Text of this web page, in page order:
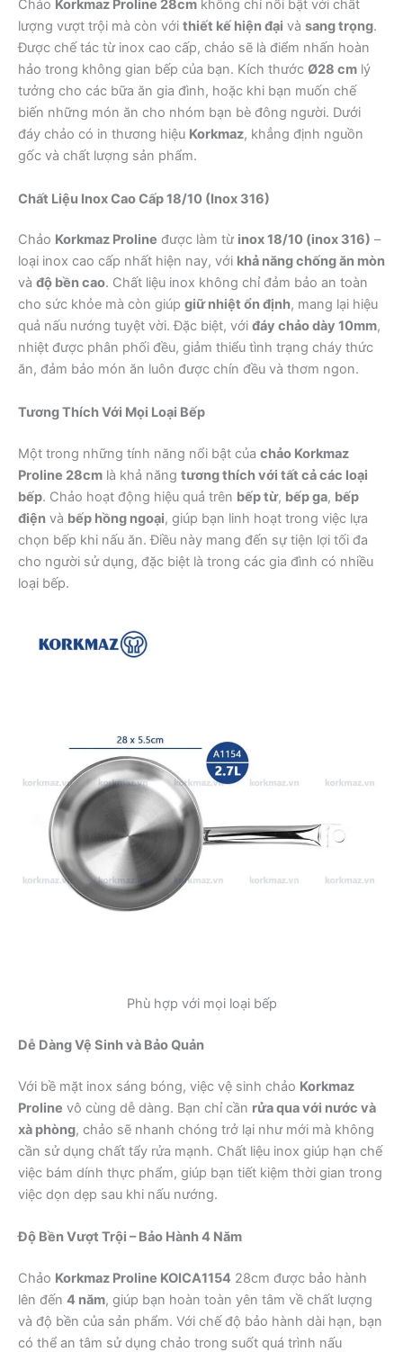
Chảo Korkmaz Proline 28cm không chỉ nổi bật với chất
lượng vượt trội mà còn với thiết kế hiện đại và sang trọng.
Được chế tác từ inox cao cấp, chảo sẽ là điểm nhấn hoàn
hảo trong không gian bếp của bạn. Kích thước Ø28 cm lý
tưởng cho các bữa ăn gia đình, hoặc khi bạn muốn chế
biến những món ăn cho nhóm bạn bè đông người. Dưới
đáy chảo có in thương hiệu Korkmaz, khẳng định nguồn
gốc và chất lượng sản phẩm.
Chất Liệu Inox Cao Cấp 18/10 (Inox 316)
Chảo Korkmaz Proline được làm từ inox 18/10 (inox 316) –
loại inox cao cấp nhất hiện nay, với khả năng chống ăn mòn
và độ bền cao. Chất liệu inox không chỉ đảm bảo an toàn
cho sức khỏe mà còn giúp giữ nhiệt ổn định, mang lại hiệu
quả nấu nướng tuyệt vời. Đặc biệt, với đáy chảo dày 10mm,
nhiệt được phân phối đều, giảm thiểu tình trạng cháy thức
ăn, đảm bảo món ăn luôn được chín đều và thơm ngon.
Tương Thích Với Mọi Loại Bếp
Một trong những tính năng nổi bật của chảo Korkmaz
Proline 28cm là khả năng tương thích với tất cả các loại
bếp. Chảo hoạt động hiệu quả trên bếp từ, bếp ga, bếp
điện và bếp hồng ngoại, giúp bạn linh hoạt trong việc lựa
chọn bếp khi nấu ăn. Điều này mang đến sự tiện lợi tối đa
cho người sử dụng, đặc biệt là trong các gia đình có nhiều
loại bếp.
Phù hợp với mọi loại bếp
Dễ Dàng Vệ Sinh và Bảo Quản
Với bề mặt inox sáng bóng, việc vệ sinh chảo Korkmaz
Proline vô cùng dễ dàng. Bạn chỉ cần rửa qua với nước và
xà phòng, chảo sẽ nhanh chóng trở lại như mới mà không
cần sử dụng chất tẩy rửa mạnh. Chất liệu inox giúp hạn chế
việc bám dính thực phẩm, giúp bạn tiết kiệm thời gian trong
việc dọn dẹp sau khi nấu nướng.
Độ Bền Vượt Trội – Bảo Hành 4 Năm
Chảo Korkmaz Proline KOICA1154 28cm được bảo hành
lên đến 4 năm, giúp bạn hoàn toàn yên tâm về chất lượng
và độ bền của sản phẩm. Với chế độ bảo hành dài hạn, bạn
có thể an tâm sử dụng chảo trong suốt quá trình nấu